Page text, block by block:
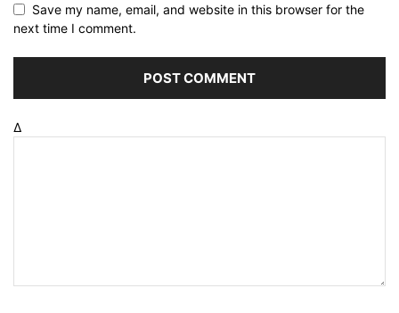
Save my name, email, and website in this browser for the
next time I comment.
Δ